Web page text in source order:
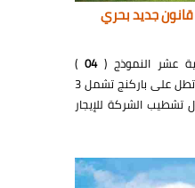
قانون جديد بحري
عشر النموذج (04
)
بحري و شرقي تطل على باركنج تشمل 3
الأول تشطيب الشركة للإيجار